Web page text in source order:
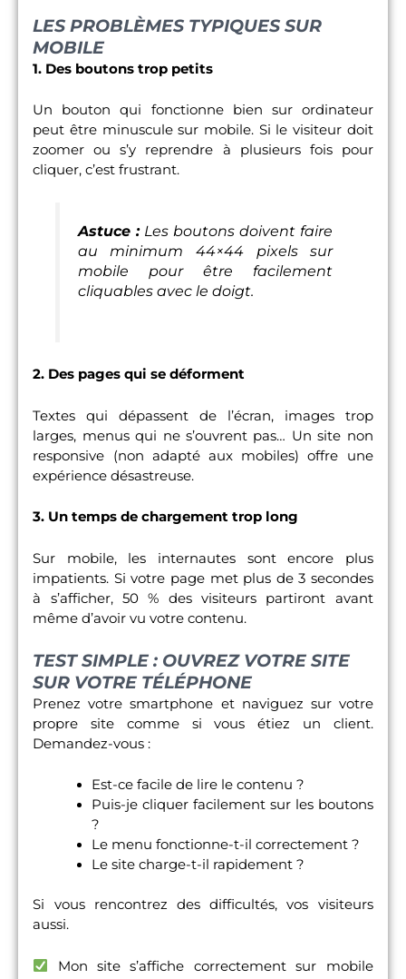
LES PROBLÈMES TYPIQUES SUR
MOBILE
1. Des boutons trop petits
Un bouton qui fonctionne bien sur ordinateur
peut être minuscule sur mobile. Si le visiteur doit
zoomer ou s’y reprendre à plusieurs fois pour
cliquer, c’est frustrant.
Astuce :Les boutons doivent faire
au minimum 44×44 pixels sur
mobile pour être facilement
cliquables avec le doigt.
2. Des pages qui se déforment
Textes qui dépassent de l’écran, images trop
larges, menus qui ne s’ouvrent pas… Un site non
responsive (non adapté aux mobiles) offre une
expérience désastreuse.
3. Un temps de chargement trop long
Sur mobile, les internautes sont encore plus
impatients. Si votre page met plus de 3 secondes
à s’afficher, 50 % des visiteurs partiront avant
même d’avoir vu votre contenu.
TEST SIMPLE : OUVREZ VOTRE SITE
SUR VOTRE TÉLÉPHONE
Prenez votre smartphone et naviguez sur votre
propre site comme si vous étiez un client.
Demandez-vous :
Est-ce facile de lire le contenu ?
Puis-je cliquer facilement sur les boutons
?
Le menu fonctionne-t-il correctement ?
Le site charge-t-il rapidement ?
Si vous rencontrez des difficultés, vos visiteurs
aussi.
Mon site s’affiche correctement sur mobile